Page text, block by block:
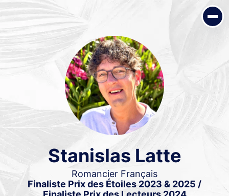
Stanislas Latte
Romancier Français
Finaliste Prix des Étoiles 2023 & 2025 / Finaliste Prix des
Lecteurs 2024
Stanislas Latte
Romancier Français
Finaliste Prix des Étoiles 2023 & 2025 /